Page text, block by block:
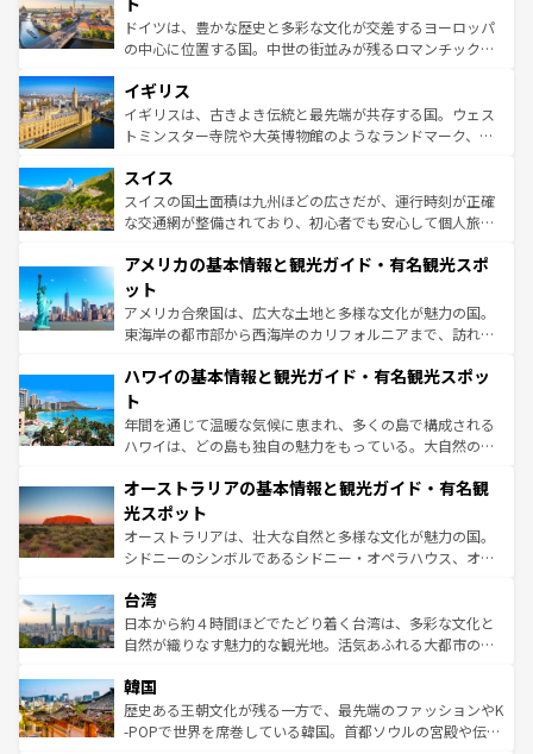
ンテンツ一覧 を参照してほしい。
から魅了する。また、フランスは美食の国としても知ら
れ、フランス料理はユネスコ無形文化遺産にも登録されて
香り高いラベンダー畑など、多彩な楽しみ方が可能だ。さ
らに、パリ以外の地域にも魅力が溢れており、どの街角に
も豊かな歴史と文化が息づいている。パリ以外の個性あふ
を参照してほしい。
ドイツは、豊かな歴史と多彩な文化が交差するヨーロッパ
の中心に位置する国。中世の街並みが残るロマンチック街
顔を持つこの国は、どこを歩いても飽きることがない。ベ
ルリンの文化的活気、バイエルン州のアルプスの絶景、そ
してライン川沿いのワイン畑といった風景は必見。ビール
は、お酒好きな人にはぜひ体験してほしい。 なお、新着の
ドイツ情報はコンテンツ一覧を参照してほしい。
イギリス
イギリスは、古きよき伝統と最先端が共存する国。ウェス
トミンスター寺院や大英博物館のようなランドマーク、歴
リアごとに異なる魅力がある。また、優雅なアフタヌーン
ティー、ビール好きにはたまらない英国パブ、サッカー観
戦など、本場だからこそできる体験も豊富。イギリスを旅
ンツ一覧を参照してほしい。
スイス
スイスの国土面積は九州ほどの広さだが、運行時刻が正確
な交通網が整備されており、初心者でも安心して個人旅行
の建物がそのまま残る町や、スイスならではのユニークな
博物館もあり、アルプス観光だけでなく町歩きも満喫する
ことができる。国民の所得が高いため物価も高いが、旅行
者向けの交通パス提供のサービスもあり、うまく活用すれ
着のスイス情報はコンテンツ一覧を参照してほしい。
アメリカの基本情報と観光ガイド・有名観光スポ
ット
アメリカ合衆国は、広大な土地と多様な文化が魅力の国。
東海岸の都市部から西海岸のカリフォルニアまで、訪れる
のような巨大都市は、観光、ショッピング、エンターテイ
ンメントが詰まった刺激的なスポットだ。一方、アメリカ
西部には大自然が広がり、グランドキャニオンやイエロー
ストーン国立公園といった絶景が堪能できる。さらに、南
文化が魅力。旅行者はアメリカの各地域で異なる魅力を楽
しみながら、その多様性と豊かな歴史を感じることができ
るだろう。車でのロードトリップや列車の旅も、アメリカ
ならではの贅沢な旅のスタイルだ。 なお、新着のアメリカ
情報は コンテンツ一覧 を参照してほしい。
ハワイの基本情報と観光ガイド・有名観光スポッ
ト
年間を通じて温暖な気候に恵まれ、多くの島で構成される
ハワイは、どの島も独自の魅力をもっている。大自然の神
ワイ島は見逃せない。また、定番の観光地といえばオアフ
島だが、静かな自然を求めるならマウイ島やカウアイ島が
おすすめ。エメラルドグリーンに輝く海をはじめ、豊かな
文化や歴史が息づいている。「アロハスピリット」と呼ば
人々、おいしいローカルフードやハワイアンミュージッ
ク、伝統的なフラダンスなど、すべてがハワイの魅力を彩
っている。訪れるたびに新しい発見と感動が待っているハ
はコンテンツ一覧
オーストラリアの基本情報と観光ガイド・有名観
光スポット
オーストラリアは、壮大な自然と多様な文化が魅力の国。
シドニーのシンボルであるシドニー・オペラハウス、オー
リアリーフや大陸中央部にそびえるウルル（エアーズロッ
ク）、タスマニアの美しい原生林やケアンズの熱帯雨林な
ど、見どころがたくさん。また、カフェやワイン、オージ
いる。アクティビティも充実しており、サーフィンやダイ
ビング、ハイキングなど、アウトドア好きにはたまらな
い。オーストラリアの多彩な魅力を存分に味わいつくそ
台湾
日本から約４時間ほどでたどり着く台湾は、多彩な文化と
自然が織りなす魅力的な観光地。活気あふれる大都市の台
ン）、静ひつな山岳地帯である台湾東部など、都市の喧騒
と山間の静けさが共存しており、訪れる人に新しい発見と
驚きをもたらしてくれる。また、奥深い台湾の食文化も魅
韓国
歴史ある王朝文化が残る一方で、最先端のファッションやK
-POPで世界を席巻している韓国。首都ソウルの宮殿や伝統